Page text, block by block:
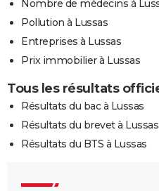
Nombre de médecins à
Pollution à Lussas
Entreprises à Lussas
Prix immobilier à Lussas
Tous les résultats
Résultats du bac à Lussas
Résultats du brevet à Lussas
Résultats du BTS à Lussas